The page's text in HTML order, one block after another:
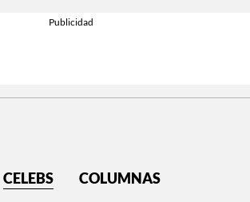
CELEBS COLUMNAS